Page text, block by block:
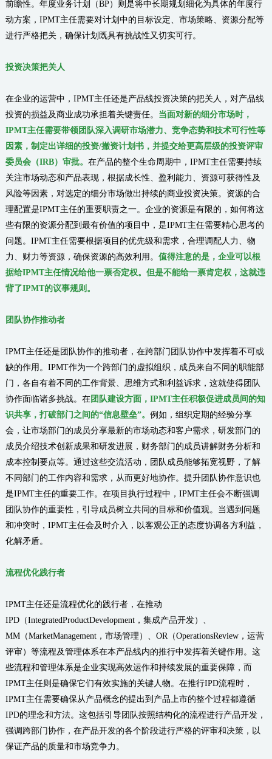
前瞻性。年度业务计划（BP）则是将中长期规划细化为具体的年度行
动方案，IPMT主任需要对计划中的目标设定、市场策略、资源分配等
进行严格把关，确保计划既具有挑战性又切实可行。
投资决策把关人
在企业的运营中，IPMT主任还是产品线投资决策的把关人，对产品线
投资的损益及商业成功承担着关键责任。 当面对新的细分市场时，
IPMT主任需要带领团队深入调研市场潜力、竞争态势和技术可行性等
因素，制定出详细的投资/撤资计划书，并提交给更高层级的投资评审
委员会（IRB）审批。 在产品的整个生命周期中，IPMT主任需要持续
关注市场动态和产品表现，根据成长性、盈利能力、资源可获得性及
风险等因素，对选定的细分市场做出持续的商业投资决策。资源的合
理配置是IPMT主任的重要职责之一。企业的资源是有限的，如何将这
些有限的资源分配到最有价值的项目中，是IPMT主任需要精心思考的
问题。IPMT主任需要根据项目的优先级和需求，合理调配人力、物
力、财力等资源，确保资源的高效利用。 值得注意的是，企业可以根
据给IPMT主任情况给他一票否定权。但是不能给一票肯定权，这就违
背了IPMT的议事规则。
团队协作推动者
IPMT主任还是团队协作的推动者，在跨部门团队协作中发挥着不可或
缺的作用。IPMT作为一个跨部门的虚拟组织，成员来自不同的职能部
门，各自有着不同的工作背景、思维方式和利益诉求，这就使得团队
协作面临诸多挑战。在团队建设方面，IPMT主任积极促进成员间的知
识共享，打破部门之间的“信息壁垒”。 例如，组织定期的经验分享
会，让市场部门的成员分享最新的市场动态和客户需求，研发部门的
成员介绍技术创新成果和研发进展，财务部门的成员讲解财务分析和
成本控制要点等。通过这些交流活动，团队成员能够拓宽视野，了解
不同部门的工作内容和需求，从而更好地协作。提升团队协作意识也
是IPMT主任的重要工作。在项目执行过程中，IPMT主任会不断强调
团队协作的重要性，引导成员树立共同的目标和价值观。当遇到问题
和冲突时，IPMT主任会及时介入，以客观公正的态度协调各方利益，
化解矛盾。
流程优化践行者
IPMT主任还是流程优化的践行者，在推动
IPD（IntegratedProductDevelopment，集成产品开发）、
MM（MarketManagement，市场管理）、OR（OperationsReview，运营
评审）等流程及管理体系在本产品线内的推行中发挥着关键作用。这
些流程和管理体系是企业实现高效运作和持续发展的重要保障，而
IPMT主任则是确保它们有效实施的关键人物。在推行IPD流程时，
IPMT主任需要确保从产品概念的提出到产品上市的整个过程都遵循
IPD的理念和方法。这包括引导团队按照结构化的流程进行产品开发，
强调跨部门协作，在产品开发的各个阶段进行严格的评审和决策，以
保证产品的质量和市场竞争力。